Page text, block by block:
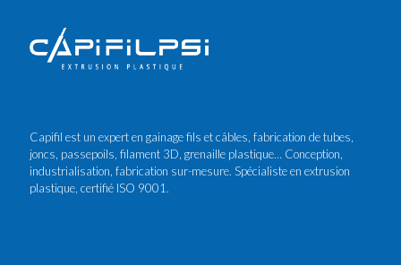
Capifil est un expert en gainage fils et câbles, fabrication de tubes,
joncs, passepoils, filament 3D, grenaille plastique… Conception,
industrialisation, fabrication sur-mesure. Spécialiste en extrusion
plastique, certifié ISO 9001.